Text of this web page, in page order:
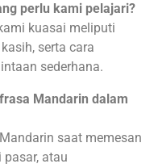
perlu kami pelajari?
kuasai meliputi
serta cara
sederhana.
Mandarin dalam
saat memesan
atau